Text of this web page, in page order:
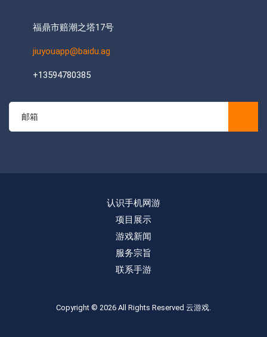
福鼎市赔潮之塔17号
jiuyouapp@baidu.ag
+13594780385
认识手机网游
项目展示
游戏新闻
服务宗旨
联系手游
Copyright © 2026 All Rights Reserved 云游戏.